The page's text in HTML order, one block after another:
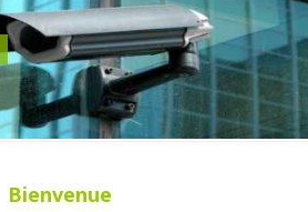
Bienvenue